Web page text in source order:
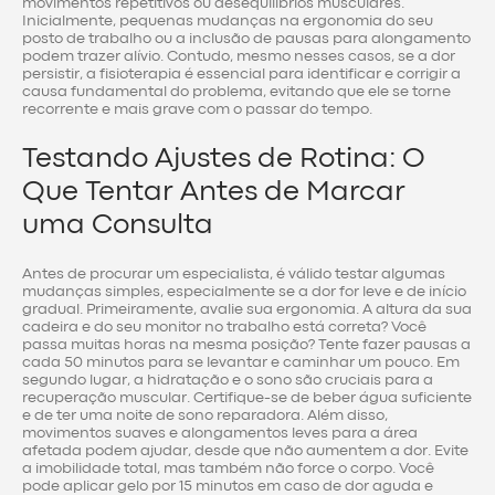
movimentos repetitivos ou desequilíbrios musculares.
Inicialmente, pequenas mudanças na ergonomia do seu
posto de trabalho ou a inclusão de pausas para alongamento
podem trazer alívio. Contudo, mesmo nesses casos, se a dor
persistir, a fisioterapia é essencial para identificar e corrigir a
causa fundamental do problema, evitando que ele se torne
recorrente e mais grave com o passar do tempo.
Testando Ajustes de Rotina: O
Que Tentar Antes de Marcar
uma Consulta
Antes de procurar um especialista, é válido testar algumas
mudanças simples, especialmente se a dor for leve e de início
gradual. Primeiramente, avalie sua ergonomia. A altura da sua
cadeira e do seu monitor no trabalho está correta? Você
passa muitas horas na mesma posição? Tente fazer pausas a
cada 50 minutos para se levantar e caminhar um pouco. Em
segundo lugar, a hidratação e o sono são cruciais para a
recuperação muscular. Certifique-se de beber água suficiente
e de ter uma noite de sono reparadora. Além disso,
movimentos suaves e alongamentos leves para a área
afetada podem ajudar, desde que não aumentem a dor. Evite
a imobilidade total, mas também não force o corpo. Você
pode aplicar gelo por 15 minutos em caso de dor aguda e